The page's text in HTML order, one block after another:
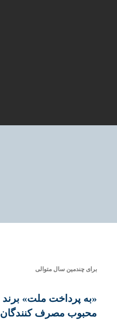
برای چندمین سال متوالی
«به پرداخت ملت» برند
محبوب مصرف کنندگان